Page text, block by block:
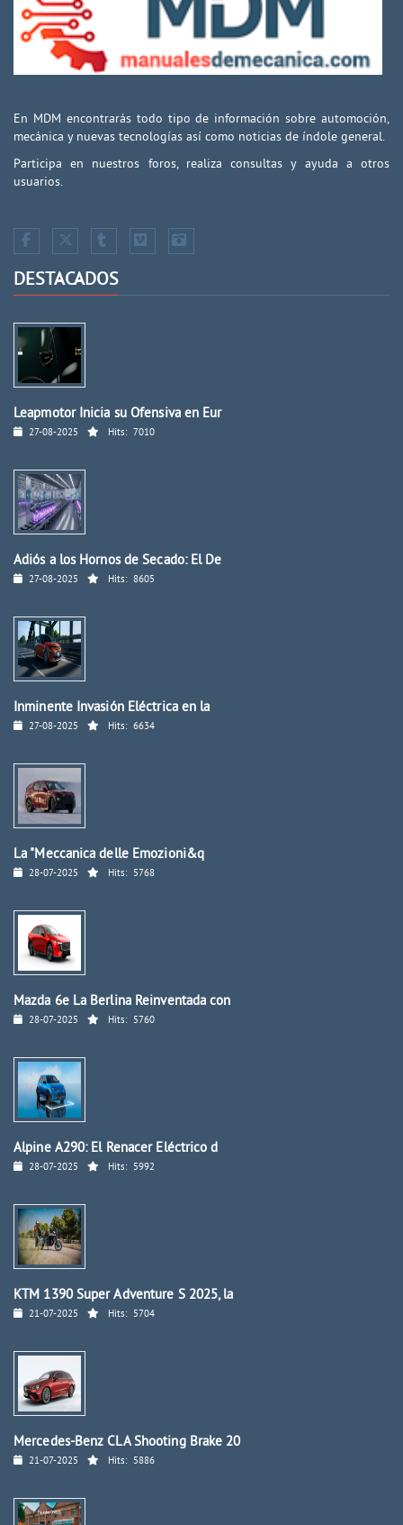
En MDM encontrarás todo tipo de información sobre automoción,
mecánica y nuevas tecnologías así como noticias de índole general.
Participa en nuestros foros, realiza consultas y ayuda a otros
usuarios.
DESTACADOS
Leapmotor Inicia su Ofensiva en Eur
27-08-2025 Hits: 7010
Adiós a los Hornos de Secado: El De
27-08-2025 Hits: 8605
Inminente Invasión Eléctrica en la
27-08-2025 Hits: 6634
La "Meccanica delle Emozioni&q
28-07-2025 Hits: 5768
Mazda 6e La Berlina Reinventada con
28-07-2025 Hits: 5760
Alpine A290: El Renacer Eléctrico d
28-07-2025 Hits: 5992
KTM 1390 Super Adventure S 2025, la
21-07-2025 Hits: 5704
Mercedes-Benz CLA Shooting Brake 20
21-07-2025 Hits: 5886